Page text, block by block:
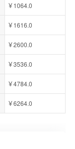
￥1064.0
￥1616.0
￥2600.0
￥3536.0
￥4784.0
￥6264.0